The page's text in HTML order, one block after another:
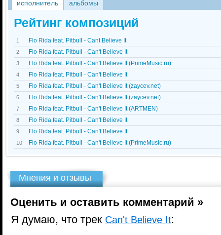
исполнитель альбомы
Рейтинг композиций
1 Flo Rida feat. Pitbull - Cant Believe It
2 Flo Rida feat. Pitbull - Can't Believe It
3 Flo Rida feat. Pitbull - Can't Believe It (PrimeMusic.ru)
4 Flo Rida feat. Pitbull - Can't Believe It
5 Flo Rida feat. Pitbull - Can't Believe It (zaycev.net)
6 Flo Rida feat. Pitbull - Can't Believe It (zaycev.net)
7 Flo Rida feat. Pitbull - Can't Believe It (ARTMEN)
8 Flo Rida feat. Pitbull - Can't Believe It
9 Flo Rida feat. Pitbull - Can't Believe It
10 Flo Rida feat. Pitbull - Can't Believe It (PrimeMusic.ru)
Мнения и отзывы
Оценить и оставить комментарий »
Я думаю, что трек Can't Believe It: